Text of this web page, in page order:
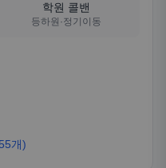
학원 콜밴
등하원·정기이동
개)